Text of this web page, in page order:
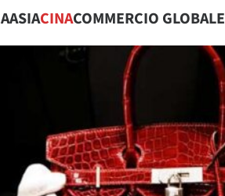
ASIACINACOMMERCIO GLOBALE